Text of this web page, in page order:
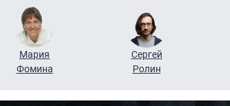
Мария
Фомина
Сергей
Ролин